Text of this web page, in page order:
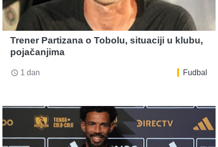
Trener Partizana o Tobolu, situaciji u klubu,
pojačanjima
access_time 1 dan Fudbal